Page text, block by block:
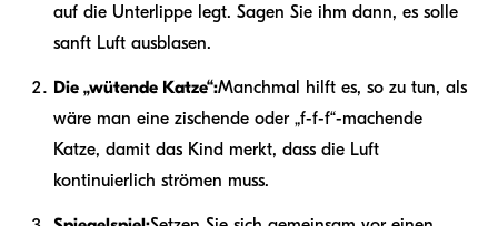
auf die Unterlippe legt. Sagen Sie ihm dann, es solle
sanft Luft ausblasen.
Die „wütende Katze“:Manchmal hilft es, so zu tun, als
wäre man eine zischende oder „f-f-f“-machende
Katze, damit das Kind merkt, dass die Luft
kontinuierlich strömen muss.